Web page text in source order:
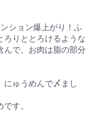
ション爆上がり！ふ
ろりととろけるような
んで、お肉は脂の部分
にゅうめんで〆まし
す。